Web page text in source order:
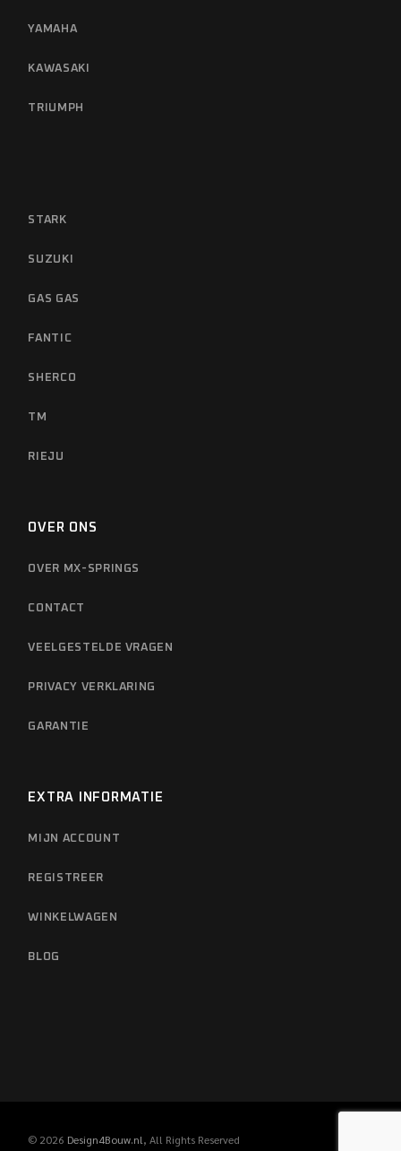
YAMAHA
KAWASAKI
TRIUMPH
STARK
SUZUKI
GAS GAS
FANTIC
SHERCO
TM
RIEJU
OVER ONS
OVER MX-SPRINGS
CONTACT
VEELGESTELDE VRAGEN
PRIVACY VERKLARING
GARANTIE
EXTRA INFORMATIE
MIJN ACCOUNT
REGISTREER
WINKELWAGEN
BLOG
© 2026 Design4Bouw.nl, All Rights Reserved